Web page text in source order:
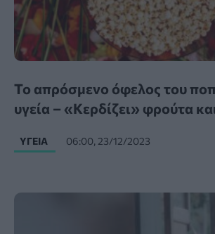
Το απρόσμενο όφελος του
υγεία – «Κερδίζει» φρούτα
ΥΓΕΊΑ 06:00, 23/12/2023